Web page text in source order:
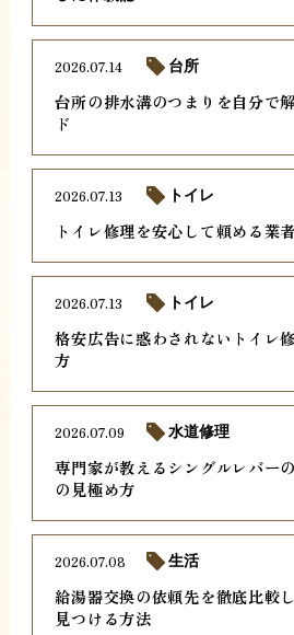
台所の排水溝のつまりを自分で
ド
2026.07.14 台所
トイレ修理を安心して頼める業
2026.07.13 トイレ
格安広告に惑わされないトイレ
方
2026.07.13 トイレ
専門家が教えるシングルレバー
の見極め方
2026.07.09 水道修理
給湯器交換の依頼先を徹底比較
見つける方法
2026.07.08 生活